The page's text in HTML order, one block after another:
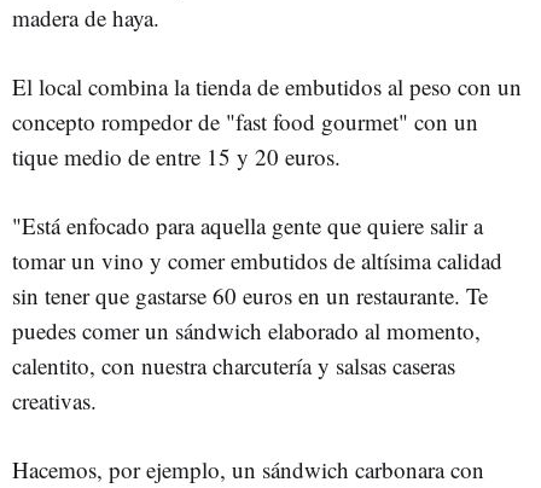
madera de haya.
El local combina la tienda de embutidos al peso con un
concepto rompedor de "fast food gourmet" con un
tique medio de entre 15 y 20 euros.
"Está enfocado para aquella gente que quiere salir a
tomar un vino y comer embutidos de altísima calidad
sin tener que gastarse 60 euros en un restaurante. Te
puedes comer un sándwich elaborado al momento,
calentito, con nuestra charcutería y salsas caseras
creativas.
Hacemos, por ejemplo, un sándwich carbonara con